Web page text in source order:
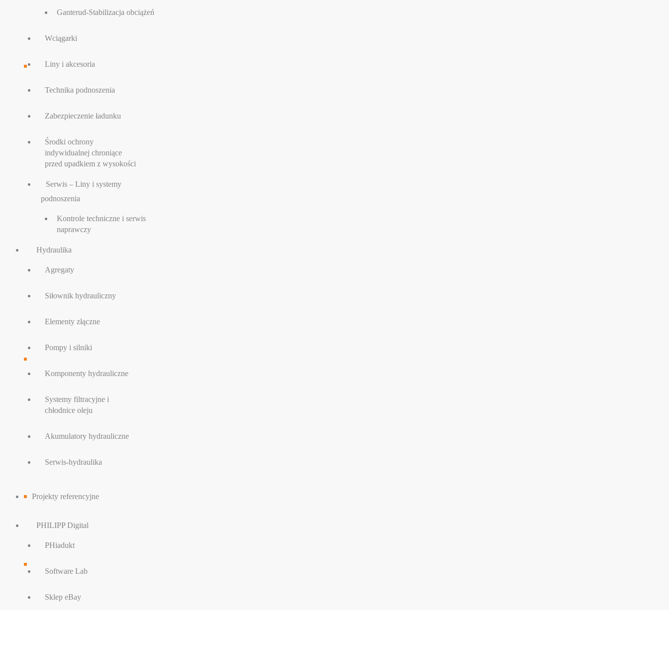
Ganterud-Stabilizacja obciążeń
Wciągarki
Liny i akcesoria
Technika podnoszenia
Zabezpieczenie ładunku
Środki ochrony
indywidualnej chroniące
przed upadkiem z wysokości
Serwis – Liny i systemy
podnoszenia
Kontrole techniczne i serwis
naprawczy
Hydraulika
Agregaty
Siłownik hydrauliczny
Elementy złączne
Pompy i silniki
Komponenty hydrauliczne
Systemy filtracyjne i
chłodnice oleju
Akumulatory hydrauliczne
Serwis-hydraulika
Projekty referencyjne
PHILIPP Digital
PHiadukt
Software Lab
Sklep eBay